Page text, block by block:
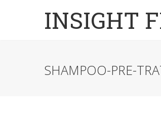
INSIGHT
SHAMPOO-PRE-